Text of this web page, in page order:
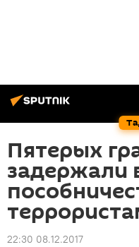
Пятерых
задержали
22:30 08.12.2017